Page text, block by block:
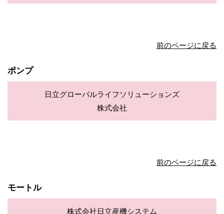
前のページに戻る
ポンプ
日立グローバルライフソリューションズ
株式会社
前のページに戻る
モートル
株式会社日立産機システム